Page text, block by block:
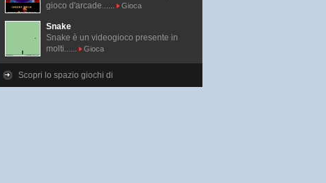
gioco d'arcade......
Gioca
Snake
Snake è un videogioco presente in
molti......
Gioca
Scopri lo spazio giochi di